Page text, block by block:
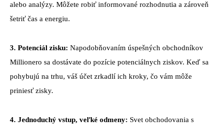
alebo analýzy. Môžete robiť informované rozhodnutia a zároveň
šetriť čas a energiu.
3. Potenciál zisku: Napodobňovaním úspešných obchodníkov
Millionero sa dostávate do pozície potenciálnych ziskov. Keď sa
pohybujú na trhu, váš účet zrkadlí ich kroky, čo vám môže
priniesť zisky.
4. Jednoduchý vstup, veľké odmeny: Svet obchodovania s